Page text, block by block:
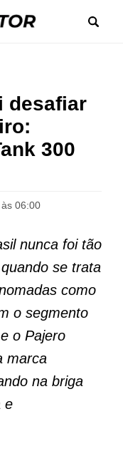
desafiar
300
06:00
nunca foi tão
se trata
como
o segmento
o Pajero
marca
na briga
e